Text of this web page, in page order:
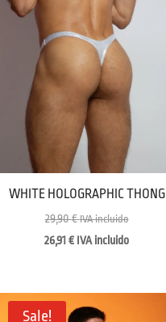
WHITE HOLOGRAPHIC THONG
29,90€ IVA incluido
26,91€ IVA incluido
Sale!